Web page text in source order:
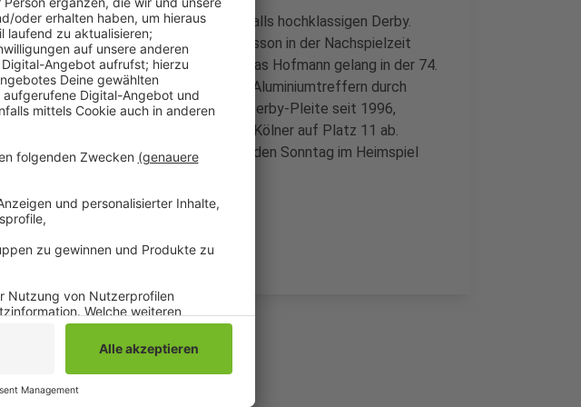
hitzigen und umkämpften, aber keinesfalls hochklassigen Derby.
77., Duda in der 78. Minute und Andersson in der Nachspielzeit
der Borussia im 93. Duell perfekt. Jonas Hofmann gelang in der 74.
Ausgleich für den VfL, der bei zwei Aluminiumtreffern durch
Plea Pech hatte. Durch die höchste Derby-Pleite seit 1996,
die Borussia in der Tabelle hinter die Kölner auf Platz 11 ab.
in der Fußball-Bundesliga am kommenden Sonntag im Heimspiel